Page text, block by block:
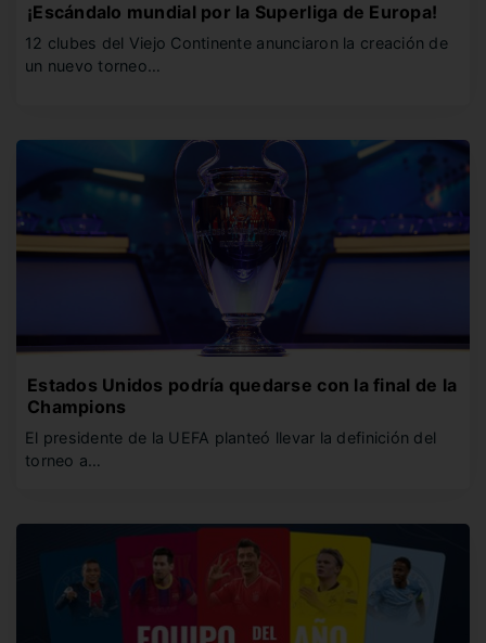
¡Escándalo mundial por la Superliga de Europa!
12 clubes del Viejo Continente anunciaron la creación de
un nuevo torneo…
Estados Unidos podría quedarse con la final de la
Champions
El presidente de la UEFA planteó llevar la definición del
torneo a…